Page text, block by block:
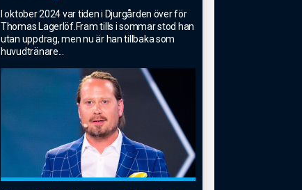
I oktober 2024 var tiden i Djurgården över för
Thomas Lagerlöf.Fram tills i sommar stod han
utan uppdrag, men nu är han tillbaka som
huvudtränare